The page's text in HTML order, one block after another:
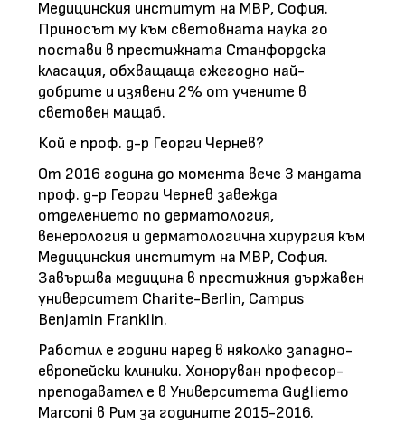
Медицинския институт на МВР, София.
Приносът му към световната наука го
постави в престижната Станфордска
класация, обхващаща ежегодно най-
добрите и изявени 2% от учените в
световен мащаб.
Кой е проф. д-р Георги Чернев?
От 2016 година до момента вече 3 мандата
проф. д-р Георги Чернев завежда
отделението по дерматология,
венерология и дерматологична хирургия към
Медицинския институт на МВР, София.
Завършва медицина в престижния държавен
университет Charite-Berlin, Campus
Benjamin Franklin.
Работил е години наред в няколко западно-
европейски клиники. Хоноруван професор-
преподавател е в Университета Gugliemo
Marconi в Рим за годините 2015-2016.